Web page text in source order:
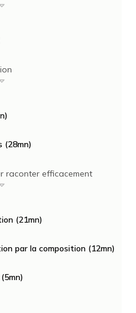
(28mn)
raconter efficacement
(21mn)
par la composition (12mn)